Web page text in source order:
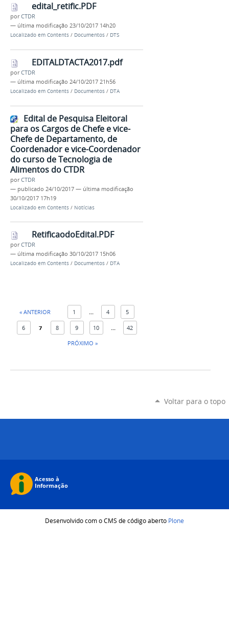
edital_retific.PDF
porCTDR
— última modificação 23/10/2017 14h20
Localizado em Contents / Documentos / DTS
EDITALDTACTA2017.pdf
porCTDR
— última modificação 24/10/2017 21h56
Localizado em Contents / Documentos / DTA
Edital de Pesquisa Eleitoral
para os Cargos de Chefe e vice-
Chefe de Departamento, de
Coordenador e vice-Coordenador
do curso de Tecnologia de
Alimentos do CTDR
porCTDR
— publicado 24/10/2017 — última modificação
30/10/2017 17h19
Localizado em Contents / Notícias
RetificaodoEdital.PDF
porCTDR
— última modificação 30/10/2017 15h06
Localizado em Contents / Documentos / DTA
« ANTERIOR 1 ... 4 5
6 7 8 9 10 ...
42
PRÓXIMO »
Voltar para o topo
Desenvolvido com o CMS de código aberto Plone